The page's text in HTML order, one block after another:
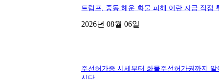
트럼프, 중동 해운·화물 피해 이란 자금 직접
2026년 08월 06일
주선허가증 시세부터 화물주선허가권까지 알